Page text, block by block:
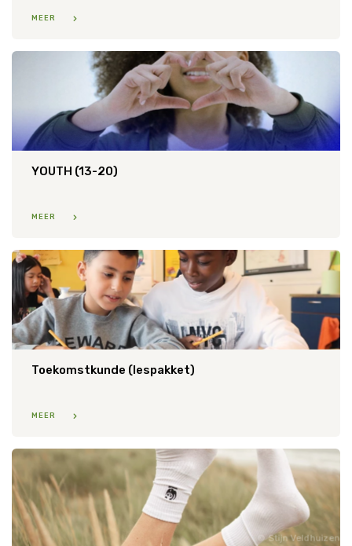
MEER
YOUTH (13-20)
MEER
Toekomstkunde (lespakket)
MEER
Stijn Veldhuizen